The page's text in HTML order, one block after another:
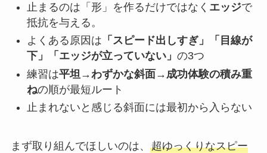
止まるのは「形」を作るだけではなく エッジで
抵抗を与える。
よくある原因は 「スピード出しすぎ」「目線が
下」「エッジが立っていない」 の3つ
練習は平坦→わずかな斜面→成功体験の積み重
ねの順が最短ルート
止まれないと感じる斜面には最初から入らない
まず取り組んでほしいのは、 超ゆっくりなスピー